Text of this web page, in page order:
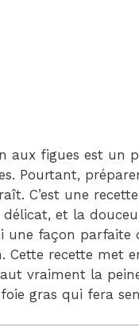
aux figues est un
Pourtant,
C’est une
et la
une façon parfaite
Cette recette met
vraiment la
gras qui fera